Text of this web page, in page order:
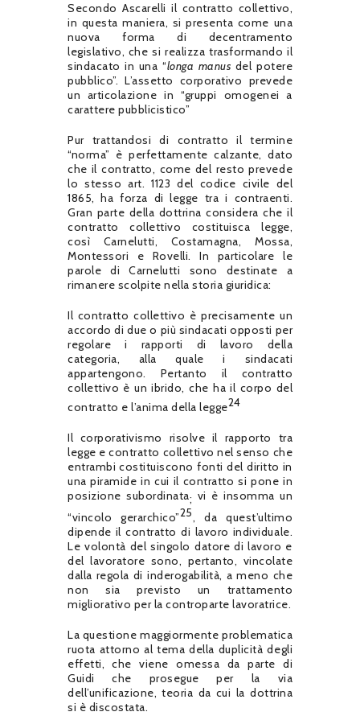
Secondo Ascarelli il contratto collettivo,
in questa maniera, si presenta come una
nuova forma di decentramento
legislativo, che si realizza trasformando il
sindacato in una “longa manus del potere
pubblico”. L’assetto corporativo prevede
un articolazione in “gruppi omogenei a
carattere pubblicistico”
Pur trattandosi di contratto il termine
“norma” è perfettamente calzante, dato
che il contratto, come del resto prevede
lo stesso art. 1123 del codice civile del
1865, ha forza di legge tra i contraenti.
Gran parte della dottrina considera che il
contratto collettivo costituisca legge,
così Carnelutti, Costamagna, Mossa,
Montessori e Rovelli. In particolare le
parole di Carnelutti sono destinate a
rimanere scolpite nella storia giuridica:
Il contratto collettivo è precisamente un
accordo di due o più sindacati opposti per
regolare i rapporti di lavoro della
categoria, alla quale i sindacati
appartengono. Pertanto il contratto
collettivo è un ibrido, che ha il corpo del
contratto e l’anima della legge24
Il corporativismo risolve il rapporto tra
legge e contratto collettivo nel senso che
entrambi costituiscono fonti del diritto in
una piramide in cui il contratto si pone in
posizione subordinata; vi è insomma un
“vincolo gerarchico”25, da quest’ultimo
dipende il contratto di lavoro individuale.
Le volontà del singolo datore di lavoro e
del lavoratore sono, pertanto, vincolate
dalla regola di inderogabilità, a meno che
non sia previsto un trattamento
migliorativo per la controparte lavoratrice.
La questione maggiormente problematica
ruota attorno al tema della duplicità degli
effetti, che viene omessa da parte di
Guidi che prosegue per la via
dell’unificazione, teoria da cui la dottrina
si è discostata.